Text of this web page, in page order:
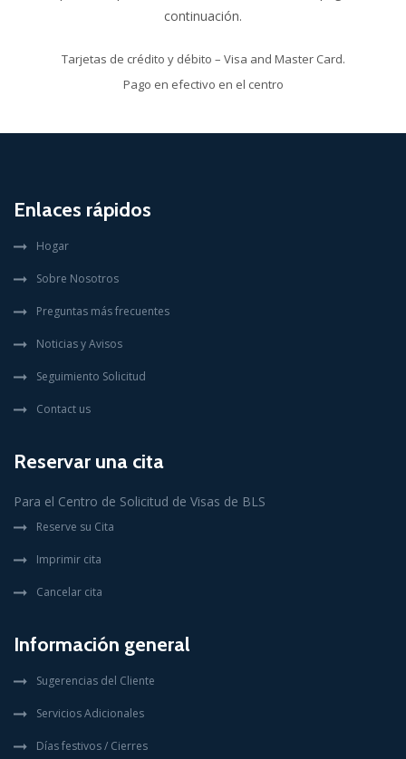
continuación.
Tarjetas de crédito y débito – Visa and Master Card.
Pago en efectivo en el centro
Enlaces rápidos
Hogar
Sobre Nosotros
Preguntas más frecuentes
Noticias y Avisos
Seguimiento Solicitud
Contact us
Reservar una cita
Para el Centro de Solicitud de Visas de BLS
Reserve su Cita
Imprimir cita
Cancelar cita
Información general
Sugerencias del Cliente
Servicios Adicionales
Días festivos / Cierres